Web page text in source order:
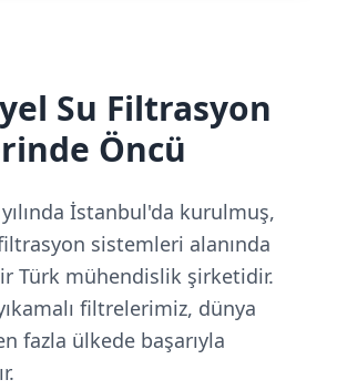
Su Filtrasyon
Öncü
İstanbul'da kurulmuş,
sistemleri alanında
Türk mühendislik şirketidir.
filtrelerimiz, dünya
fazla ülkede başarıyla